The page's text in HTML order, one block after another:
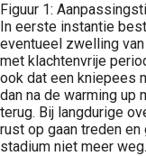
Figuur 1:
In eerste instantie
eventueel zwelling
met klachtenvrije
ook dat een kniepees
dan na de warming up
terug. Bij langdurige
rust op gaan treden en
stadium niet meer weg.